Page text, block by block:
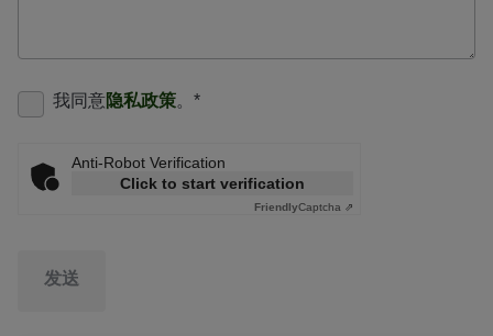
我同意隐私政策。 *
Anti-Robot Verification
Click to start verification
FriendlyCaptcha ⇗
发送